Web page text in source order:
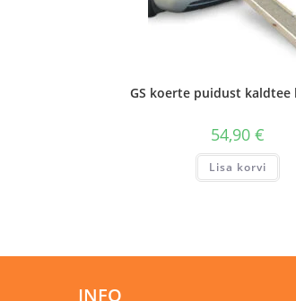
GS koerte puidust kaldtee
54,90€
Lisa korvi
INFO